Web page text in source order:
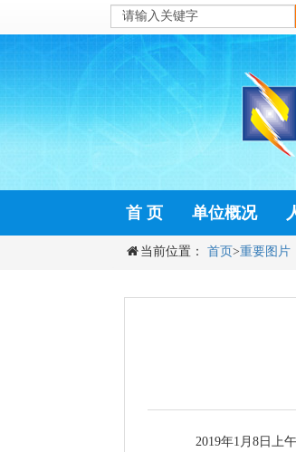
首 页 单位概况
当前位置： 首页>重要图片
2019年1 月8 日上